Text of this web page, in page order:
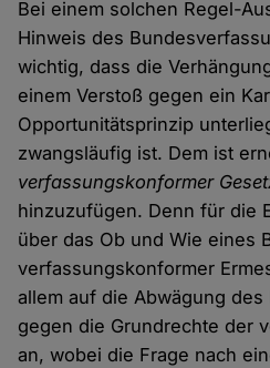
Bei einem solchen Regel-
Hinweis des
wichtig, dass die
einem Verstoß gegen ein
Opportunitätsprinzip
zwangsläufig ist. Dem ist
verfassungskonformer
hinzuzufügen. Denn für die
über das Ob und Wie eines
verfassungskonformer
allem auf die Abwägung des
gegen die Grundrechte der
an, wobei die Frage nach